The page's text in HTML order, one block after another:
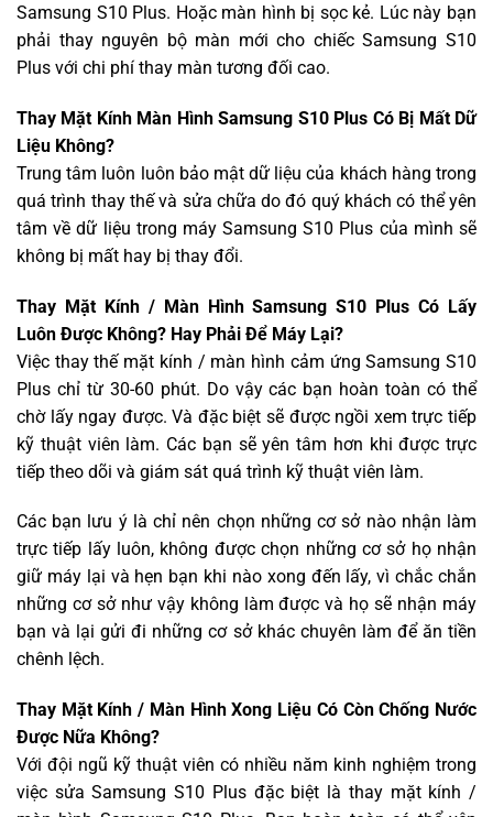
Samsung S10 Plus. Hoặc màn hình bị sọc kẻ. Lúc này bạn
phải thay nguyên bộ màn mới cho chiếc Samsung S10
Plus với chi phí thay màn tương đối cao.
Thay Mặt Kính Màn Hình Samsung S10 Plus Có Bị Mất Dữ
Liệu Không?
Trung tâm luôn luôn bảo mật dữ liệu của khách hàng trong
quá trình thay thế và sửa chữa do đó quý khách có thể yên
tâm về dữ liệu trong máy Samsung S10 Plus của mình sẽ
không bị mất hay bị thay đổi.
Thay Mặt Kính / Màn Hình Samsung S10 Plus Có Lấy
Luôn Được Không? Hay Phải Để Máy Lại?
Việc thay thế mặt kính / màn hình cảm ứng Samsung S10
Plus chỉ từ 30-60 phút. Do vậy các bạn hoàn toàn có thể
chờ lấy ngay được. Và đặc biệt sẽ được ngồi xem trực tiếp
kỹ thuật viên làm. Các bạn sẽ yên tâm hơn khi được trực
tiếp theo dõi và giám sát quá trình kỹ thuật viên làm.
Các bạn lưu ý là chỉ nên chọn những cơ sở nào nhận làm
trực tiếp lấy luôn, không được chọn những cơ sở họ nhận
giữ máy lại và hẹn bạn khi nào xong đến lấy, vì chắc chắn
những cơ sở như vậy không làm được và họ sẽ nhận máy
bạn và lại gửi đi những cơ sở khác chuyên làm để ăn tiền
chênh lệch.
Thay Mặt Kính / Màn Hình Xong Liệu Có Còn Chống Nước
Được Nữa Không?
Với đội ngũ kỹ thuật viên có nhiều năm kinh nghiệm trong
việc sửa Samsung S10 Plus đặc biệt là thay mặt kính /